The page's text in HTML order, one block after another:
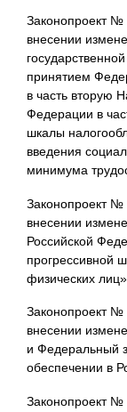
Законопроект
внесении
принятием
в часть вторую
Федерации в
шкалы
введения
минимума
Законопроект
внесении
Российской
прогрессивной
физических лиц»
Законопроект
внесении
и Федеральный
обеспечении в
Законопроект